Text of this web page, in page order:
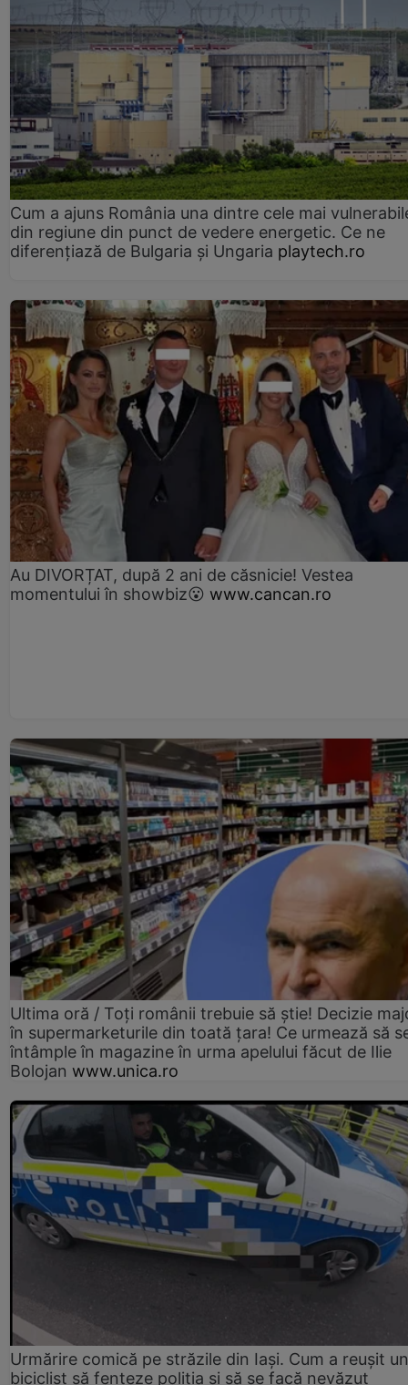
Cum a ajuns România una dintre cele mai
din regiune din punct de vedere energetic. Ce ne
diferențiază de Bulgaria și Ungaria playtech.ro
Au DIVORȚAT, după 2 ani de căsnicie! Vestea
momentului în showbiz😮 www.cancan.ro
Ultima oră / Toți românii trebuie să știe! Decizie
în supermarketurile din toată țara! Ce urmează să
întâmple în magazine în urma apelului făcut de Ilie
Bolojan www.unica.ro
Urmărire comică pe străzile din Iași. Cum a reușit un
biciclist să fenteze poliția și să se facă nevăzut